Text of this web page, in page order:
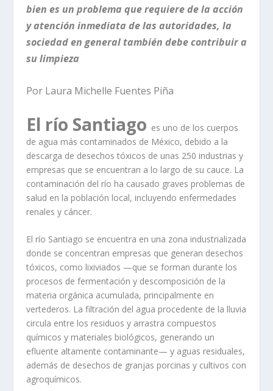
bien es un problema que requiere de la acción
y atención inmediata de las autoridades, la
sociedad en general también debe contribuir a
su limpieza
Por Laura Michelle Fuentes Piña
El río Santiago es uno de los cuerpos
de agua más contaminados de México, debido a la
descarga de desechos tóxicos de unas 250 industrias y
empresas que se encuentran a lo largo de su cauce. La
contaminación del río ha causado graves problemas de
salud en la población local, incluyendo enfermedades
renales y cáncer.
El río Santiago se encuentra en una zona industrializada
donde se concentran empresas que generan desechos
tóxicos, como lixiviados —que se forman durante los
procesos de fermentación y descomposición de la
materia orgánica acumulada, principalmente en
vertederos. La filtración del agua procedente de la lluvia
circula entre los residuos y arrastra compuestos
químicos y materiales biológicos, generando un
efluente altamente contaminante— y aguas residuales,
además de desechos de granjas porcinas y cultivos con
agroquímicos.